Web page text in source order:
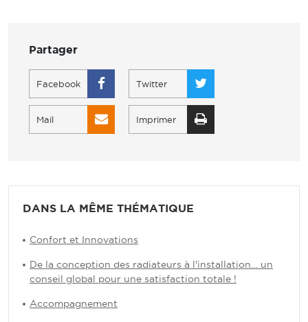
DANS LA MÊME THÉMATIQUE
Confort et Innovations
De la conception des radiateurs à l'installation… un
conseil global pour une satisfaction totale !
Accompagnement
Partager
Facebook Twitter
Mail Imprimer